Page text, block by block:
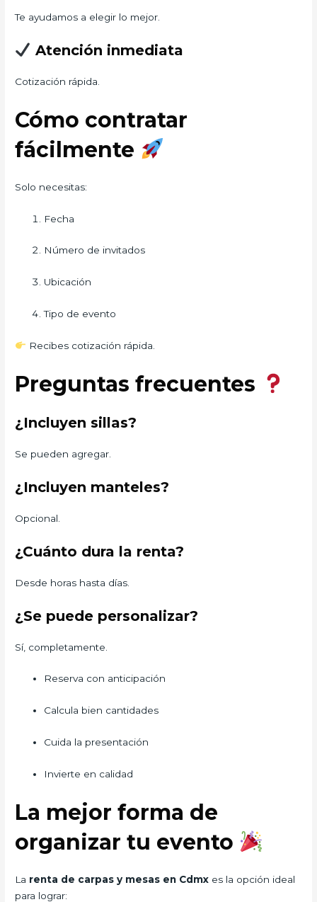
Te ayudamos a elegir lo mejor.
Atención inmediata
Cotización rápida.
Cómo contratar
fácilmente
Solo necesitas:
Fecha
Número de invitados
Ubicación
Tipo de evento
Recibes cotización rápida.
Preguntas frecuentes
¿Incluyen sillas?
Se pueden agregar.
¿Incluyen manteles?
Opcional.
¿Cuánto dura la renta?
Desde horas hasta días.
¿Se puede personalizar?
Sí, completamente.
Reserva con anticipación
Calcula bien cantidades
Cuida la presentación
Invierte en calidad
La mejor forma de
organizar tu evento
La renta de carpas y mesas en Cdmx es la opción ideal
para lograr: